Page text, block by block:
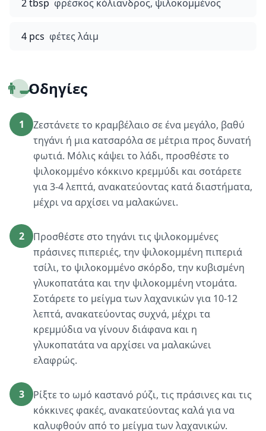
2 tbsp φρέσκος κόλιανδρος, ψιλοκομμένος
4 pcs φέτες λάιμ
👨‍🍳Οδηγίες
1
Ζεστάνετε το κραμβέλαιο σε ένα μεγάλο, βαθύ
τηγάνι ή μια κατσαρόλα σε μέτρια προς δυνατή
φωτιά. Μόλις κάψει το λάδι, προσθέστε το
ψιλοκομμένο κόκκινο κρεμμύδι και σοτάρετε
για 3-4 λεπτά, ανακατεύοντας κατά διαστήματα,
μέχρι να αρχίσει να μαλακώνει.
2
Προσθέστε στο τηγάνι τις ψιλοκομμένες
πράσινες πιπεριές, την ψιλοκομμένη πιπεριά
τσίλι, το ψιλοκομμένο σκόρδο, την κυβισμένη
γλυκοπατάτα και την ψιλοκομμένη ντομάτα.
Σοτάρετε το μείγμα των λαχανικών για 10-12
λεπτά, ανακατεύοντας συχνά, μέχρι τα
κρεμμύδια να γίνουν διάφανα και η
γλυκοπατάτα να αρχίσει να μαλακώνει
ελαφρώς.
3
Ρίξτε το ωμό καστανό ρύζι, τις πράσινες και τις
κόκκινες φακές, ανακατεύοντας καλά για να
καλυφθούν από το μείγμα των λαχανικών.